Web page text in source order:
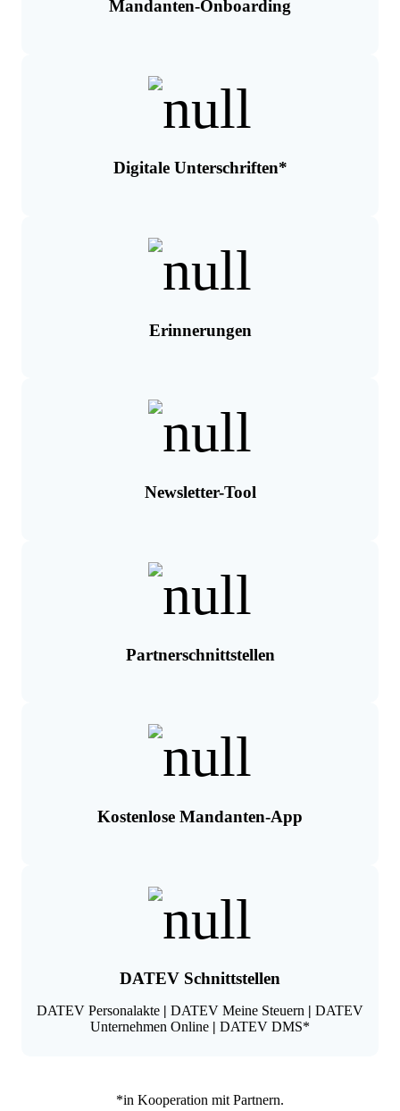
Mandanten-Onboarding
Digitale Unterschriften*
Erinnerungen
Newsletter-Tool
Partnerschnittstellen
Kostenlose Mandanten-App
DATEV Schnittstellen
DATEV Personalakte | DATEV Meine Steuern | DATEV
Unternehmen Online | DATEV DMS*
*in Kooperation mit Partnern.